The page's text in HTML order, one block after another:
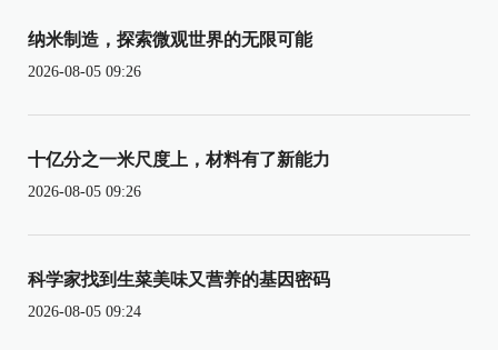
纳米制造，探索微观世界的无限可能
2026-08-05 09:26
十亿分之一米尺度上，材料有了新能力
2026-08-05 09:26
科学家找到生菜美味又营养的基因密码
2026-08-05 09:24